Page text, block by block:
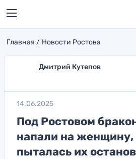
Главная Новости Ростова
Дмитрий Кутепов
14.06.2025
Под Ростовом
напали на женщину,
пыталась их